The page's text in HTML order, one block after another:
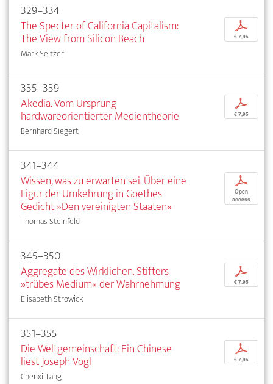
329–334
The Specter of California Capitalism:
The View from Silicon Beach
Mark Seltzer
p
€ 7,95
335–339
Akedia. Vom Ursprung
hardwareorientierter Medientheorie
Bernhard Siegert
p
€ 7,95
341–344
Wissen, was zu erwarten sei. Über eine
Figur der Umkehrung in Goethes
Gedicht »Den vereinigten Staaten«
Thomas Steinfeld
p
Open
access
345–350
Aggregate des Wirklichen. Stifters
»trübes Medium« der Wahrnehmung
Elisabeth Strowick
p
€ 7,95
351–355
Die Weltgemeinschaft: Ein Chinese
liest Joseph Vogl
Chenxi Tang
p
€ 7,95